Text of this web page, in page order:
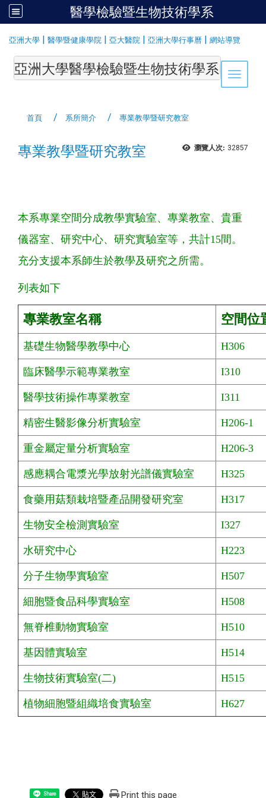
醫學檢驗暨生物技術學系
亞洲大學 | 醫學暨健康學院 | 亞大醫院 | 亞洲大學行事曆 | 網站導覽
Toggle
亞洲大學醫學檢驗暨生物技術學系
首頁 系所簡介 專業教學暨研究教室
瀏覽人次: 32857
專業教學暨研究教室
本系專業空間分成教學實驗室、專業教室、貴重
儀器室、研究中心、研究實驗室等，共計15間。
充分支援本系師生於教學及研究之所需。
列表如下
專業教室名稱 空間位
基礎生物醫學教學中心 H306
臨床醫學示範專業教室 I310
醫學技術操作專業教室 I311
精密生醫影像分析實驗室 H206-1
重金屬定量分析實驗室 H206-3
感應耦合電漿光學放射光譜儀實驗室 H325
食藥用菇類栽培暨產品開發研究室 H317
生物安全檢測實驗室 I327
水研究中心 H223
分子生物學實驗室 H507
細胞暨食品科學實驗室 H508
無脊椎動物實驗室 H510
基因體實驗室 H514
生物技術實驗室(二) H515
植物細胞暨組織培食實驗室 H627
Share Print this page